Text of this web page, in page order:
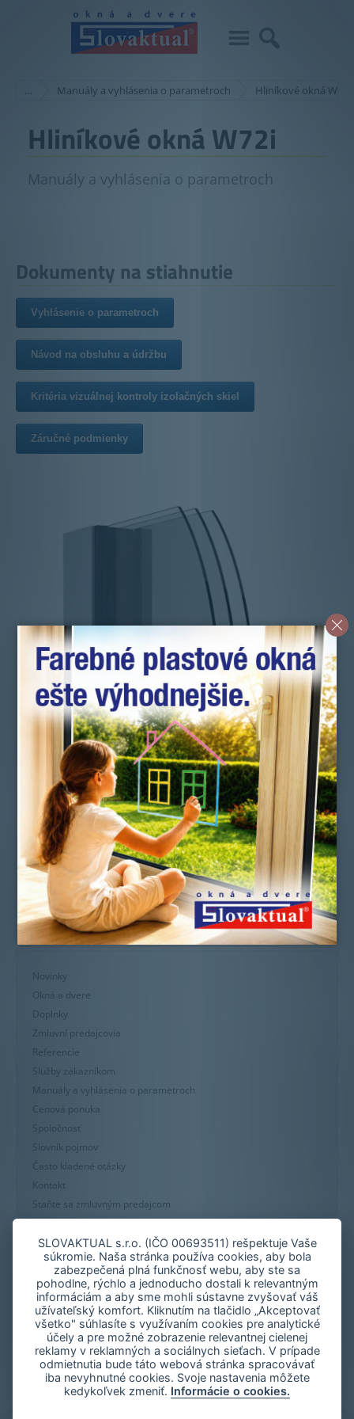
… Manuály a vyhlásenia o parametroch Hliníkové okná W72i
Hliníkové okná W72i
Manuály a vyhlásenia o parametroch
Dokumenty na stiahnutie
Vyhlásenie o parametroch
Návod na obsluhu a údržbu
Kritéria vizuálnej kontroly izolačných skiel
Záručné podmienky
Novinky
Okná a dvere
Doplnky
Zmluvní predajcovia
Referencie
Služby zákazníkom
Manuály a vyhlásenia o parametroch
Cenová ponuka
Spoločnosť
Slovník pojmov
Často kladené otázky
Kontakt
Staňte sa zmluvným predajcom
Mapa stránky
Zásady používania súborov cookie
Nastavenie cookies
Oznámenie nekalých praktík
SLOVAKTUAL s.r.o. (IČO 00693511) rešpektuje Vaše
súkromie. Naša stránka používa cookies, aby bola
zabezpečená plná funkčnosť webu, aby ste sa
pohodlne, rýchlo a jednoducho dostali k relevantným
informáciám a aby sme mohli sústavne zvyšovať váš
užívateľský komfort. Kliknutím na tlačidlo „Akceptovať
všetko" súhlasíte s využívaním cookies pre analytické
účely a pre možné zobrazenie relevantnej cielenej
reklamy v reklamných a sociálnych sieťach. V prípade
odmietnutia bude táto webová stránka spracovávať
iba nevyhnutné cookies. Svoje nastavenia môžete
kedykoľvek zmeniť. Informácie o cookies.